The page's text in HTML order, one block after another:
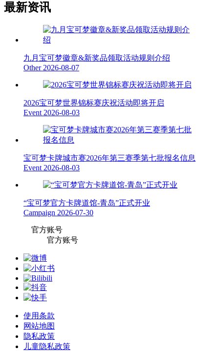
最新资讯
九月宝可梦徽章&新奖品领取活动规则介绍
Other 2026-08-07
2026宝可梦世界锦标赛庆祝活动即将开启
Event 2026-08-03
宝可梦卡牌城市赛2026年第三赛季第七批报名信息
Event 2026-08-03
“宝可梦官方卡牌道馆-青岛”正式开业
Campaign 2026-07-30
官方账号
官方账号
使用条款
网站地图
隐私政策
儿童隐私政策